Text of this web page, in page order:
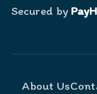
Secured by
About Us